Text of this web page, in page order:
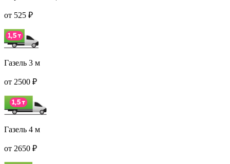
от 525 ₽
Газель 3 м
от 2500 ₽
Газель 4 м
от 2650 ₽